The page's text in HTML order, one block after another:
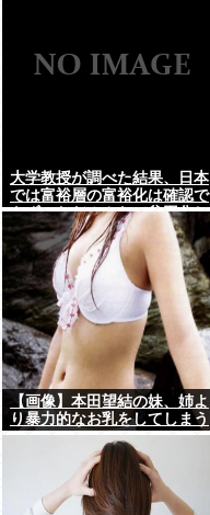
大学教授が調べた結果、日本
では富裕層の富裕化は確認で
きず、ただみんなで貧困化し
ているだけだった
【画像】本田望結の妹、姉よ
り暴力的なお乳をしてしまう
www